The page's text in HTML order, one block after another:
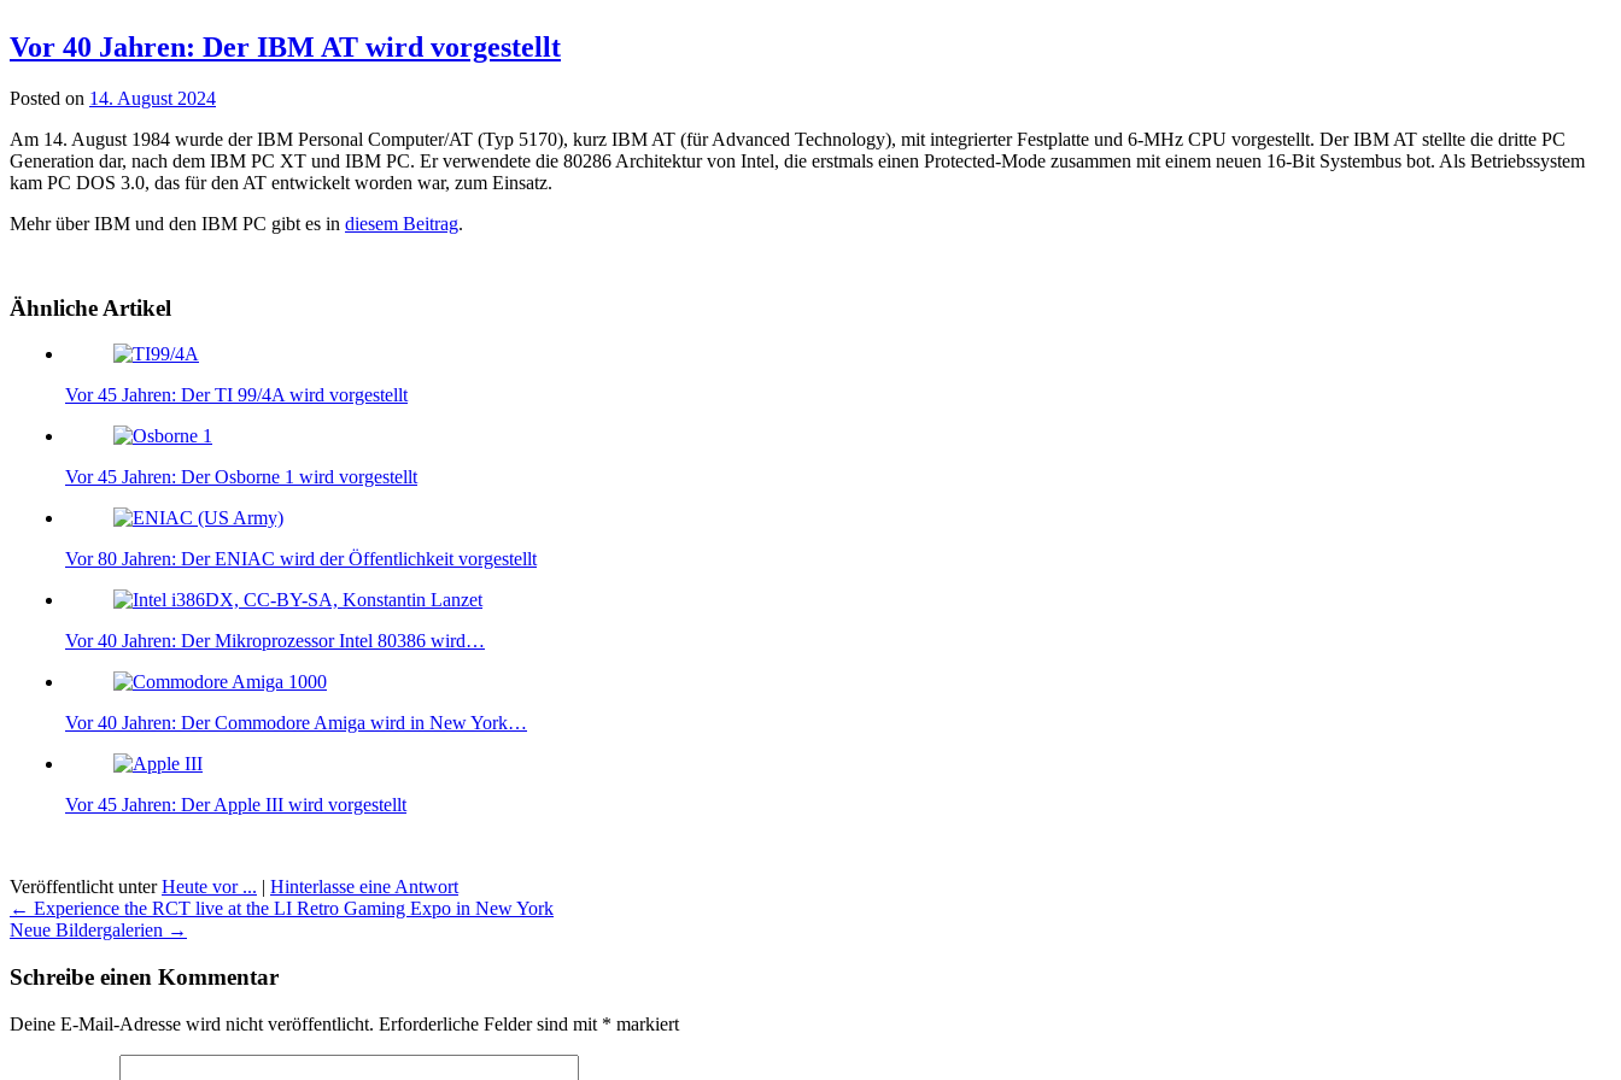
Vor 40 Jahren: Der IBM AT wird vorgestellt
Posted on 14. August 2024
Am 14. August 1984 wurde der IBM Personal Computer/AT (Typ 5170), kurz IBM AT (für Advanced Technology), mit integrierter Festplatte und 6-MHz CPU vorgestellt. Der IBM AT stellte die dritte PC
Generation dar, nach dem IBM PC XT und IBM PC. Er verwendete die 80286 Architektur von Intel, die erstmals einen Protected-Mode zusammen mit einem neuen 16-Bit Systembus bot. Als Betriebssystem
kam PC DOS 3.0, das für den AT entwickelt worden war, zum Einsatz.
Mehr über IBM und den IBM PC gibt es in diesem Beitrag.
Ähnliche Artikel
Vor 45 Jahren: Der TI 99/4A wird vorgestellt
Vor 45 Jahren: Der Osborne 1 wird vorgestellt
Vor 80 Jahren: Der ENIAC wird der Öffentlichkeit vorgestellt
Vor 40 Jahren: Der Mikroprozessor Intel 80386 wird…
Vor 40 Jahren: Der Commodore Amiga wird in New York…
Vor 45 Jahren: Der Apple III wird vorgestellt
Veröffentlicht unterHeute vor ... | Hinterlasse eine Antwort
Beitragsnavigation
← Experience the RCT live at the LI Retro Gaming Expo in New York
Neue Bildergalerien →
Schreibe einen Kommentar
Deine E-Mail-Adresse wird nicht veröffentlicht. Erforderliche Felder sind mit * markiert